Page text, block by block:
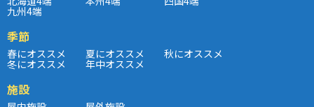
九州4端
季節
春にオススメ 夏にオススメ 秋にオススメ
冬にオススメ 年中オススメ
施設